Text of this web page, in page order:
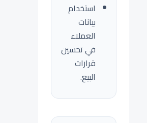
استخدام
بيانات
العملاء
في تحسين
قرارات
البيع.